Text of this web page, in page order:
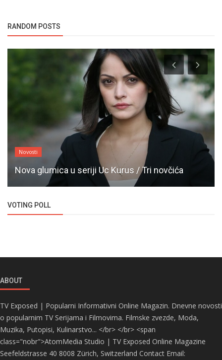
RANDOM POSTS
Novosti
Nova glumica u seriji Uc Kurus / Tri novčića
VOTING POLL
ABOUT
TV Exposed | Popularni Informativni Online Magazin. Dnevne novosti
o popularnim TV Serijama i Filmovima. Filmske zvezde, Moda,
Muzika, Putopisi, Kulinarstvo... </br> </br> <span
class="nobr">AtomMedia Studio | TV Exposed Online Magazine
Seefeldstrasse 40 8008 Zürich, Switzerland Contact Email: